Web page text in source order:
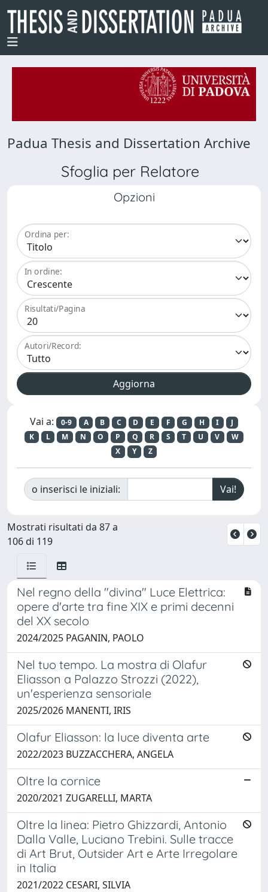
Padua Thesis and Dissertation Archive
Sfoglia per Relatore
Opzioni
Ordina per:
In ordine:
Risultati/Pagina
Autori/Record:
Vai a: 0-9 A B C D E F G H I
J
K
L M N O P Q R S T U V
W
X
Y Z
o inserisci le iniziali:
Mostrati risultati da 87 a
106 di 119
Nel regno della "divina" Luce Elettrica:
opere d'arte tra fine XIX e primi decenni
del XX secolo
2024/2025 PAGANIN, PAOLO
Nel tuo tempo. La mostra di Olafur
Eliasson a Palazzo Strozzi (2022),
un'esperienza sensoriale
2025/2026 MANENTI, IRIS
Olafur Eliasson: la luce diventa arte
2022/2023 BUZZACCHERA, ANGELA
Oltre la cornice
2020/2021 ZUGARELLI, MARTA
Oltre la linea: Pietro Ghizzardi, Antonio
Dalla Valle, Luciano Trebini. Sulle tracce
di Art Brut, Outsider Art e Arte Irregolare
in Italia
2021/2022 CESARI, SILVIA